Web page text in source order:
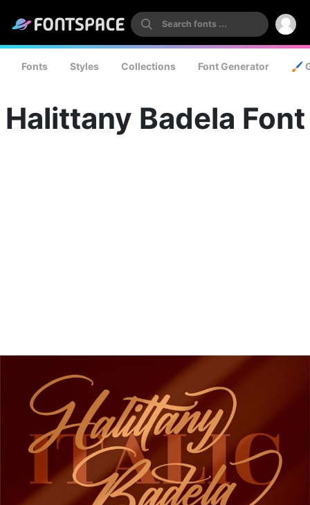
Fonts Styles Collections Font Generator 🖌️
Halittany Badela Font